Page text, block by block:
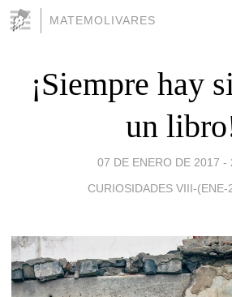
MATEMOLIVARES
¡Siempre hay
un
07 DE ENERO DE 2017 -
CURIOSIDADES VIII-(ENE-